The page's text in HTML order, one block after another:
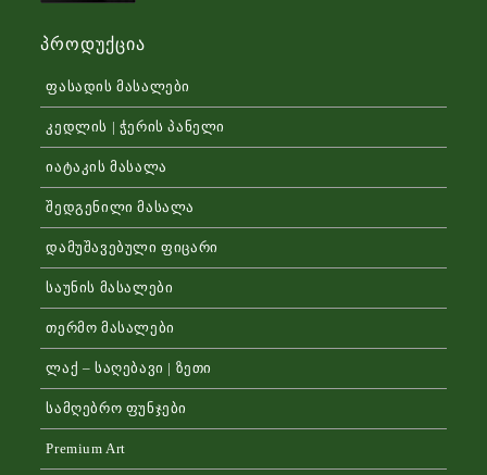
Პროდუქცია
ფასადის მასალები
კედლის | ჭერის პანელი
იატაკის მასალა
შედგენილი მასალა
დამუშავებული ფიცარი
საუნის მასალები
თერმო მასალები
ლაქ – საღებავი | ზეთი
სამღებრო ფუნჯები
Premium Art